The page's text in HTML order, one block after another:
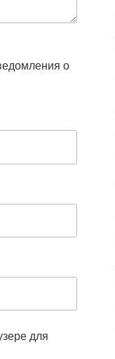
о
для